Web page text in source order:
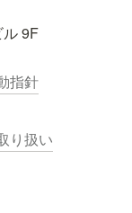
9F
指針
り扱い